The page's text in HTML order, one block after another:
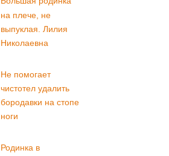
на плече, не
выпуклая. Лилия
Николаевна
Не помогает
чистотел удалить
бородавки на стопе
ноги
Родинка в